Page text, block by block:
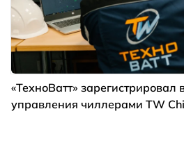
«ТехноВатт» зарегистрировал
управления чиллерами TW